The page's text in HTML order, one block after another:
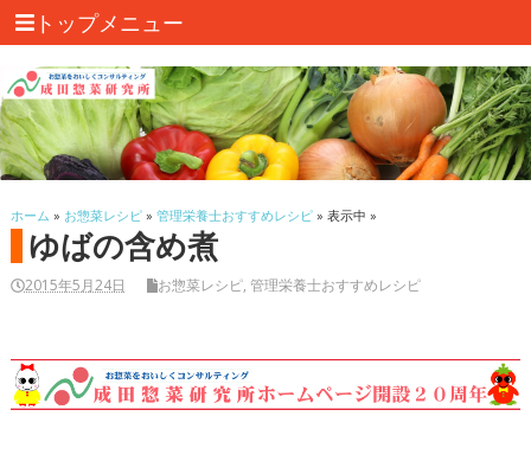
トップメニュー
ホーム » お惣菜レシピ» 管理栄養士おすすめレシピ» 表示中 »
ゆばの含め煮
2015年5月24日 お惣菜レシピ, 管理栄養士おすすめレシピ